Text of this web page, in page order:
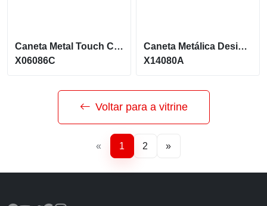
Caneta Metal Touch Com Carga Azul E Grips De Borracha X06086B
X06086C
Caneta Metálica Design Atual Com Touch Screen X14080A
X14080A
Voltar para a vitrine
« 1 2 »